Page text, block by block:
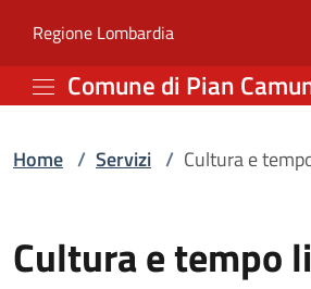
Servizi |
Regione Lombardia(apre in un'altra
Comune di Pian
Home / Servizi / Cultura e
Cultura e tempo